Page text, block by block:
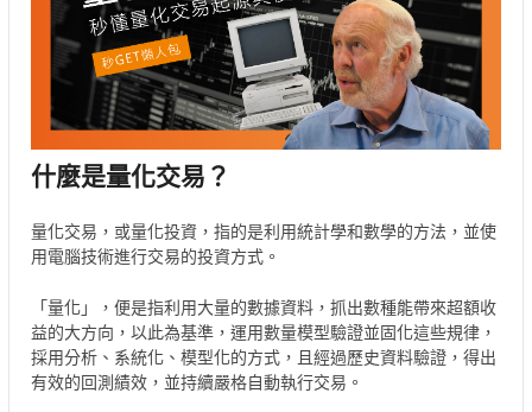
什麼是量化交易？
量化交易，或量化投資，指的是利用統計學和數學的方法，並使
用電腦技術進行交易的投資方式。
「量化」，便是指利用大量的數據資料，抓出數種能帶來超額收
益的大方向，以此為基準，運用數量模型驗證並固化這些規律，
採用分析、系統化、模型化的方式，且經過歷史資料驗證，得出
有效的回測績效，並持續嚴格自動執行交易。